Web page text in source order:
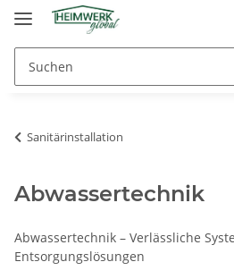
Sanitärinstallation
Abwassertechnik
Abwassertechnik – Verlässliche
Entsorgungslösungen